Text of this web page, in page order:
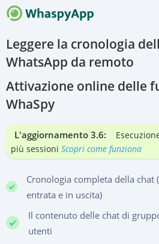
Leggere la cronologia
WhatsApp da remoto
Attivazione online delle
WhaSpy
L'aggiornamento 3.6:
più sessioni Scopri come funziona
Cronologia completa della chat
entrata e in uscita)
Il contenuto delle chat di
utenti